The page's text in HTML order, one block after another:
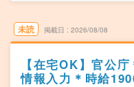
未読 掲載日 2026/08/08
【在宅OK】官公
情報入力＊時給